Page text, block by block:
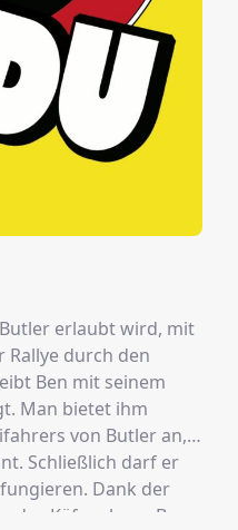
erlaubt wird, mit
Rallye durch den
Ben mit seinem
Man bietet ihm
von Butler an,
Schließlich darf er
Dank der
des Käfers kann Ben